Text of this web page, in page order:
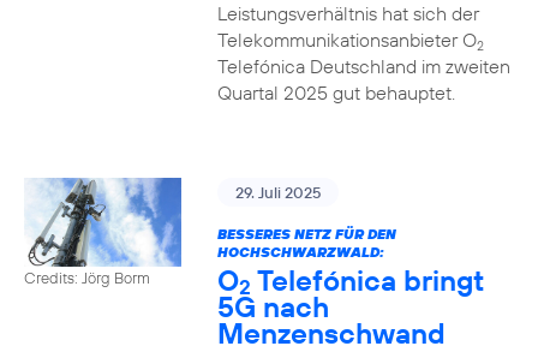
Leistungsverhältnis hat sich der
Telekommunikationsanbieter O2
Telefónica Deutschland im zweiten
Quartal 2025 gut behauptet.
Credits: Jörg Borm
29. Juli 2025
BESSERES NETZ FÜR DEN
HOCHSCHWARZWALD:
O2 Telefónica bringt
5G nach
Menzenschwand